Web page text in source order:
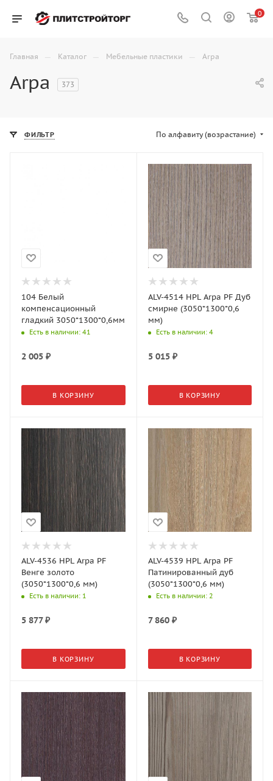
0
Главная — Каталог — Мебельные пластики — Arpa
Arpa 373
ФИЛЬТР По алфавиту (возрастание)
104 Белый
компенсационный
гладкий 3050*1300*0,6мм
Есть в наличии: 41
2 005 ₽
В КОРЗИНУ
ALV-4514 HPL Arpa PF Дуб
смирне (3050*1300*0,6
мм)
Есть в наличии: 4
5 015₽
В КОРЗИНУ
ALV-4536 HPL Arpa PF
Венге золото
(3050*1300*0,6 мм)
Есть в наличии: 1
5 877₽
В КОРЗИНУ
ALV-4539 HPL Arpa PF
Патинированный дуб
(3050*1300*0,6 мм)
Есть в наличии: 2
7 860₽
В КОРЗИНУ